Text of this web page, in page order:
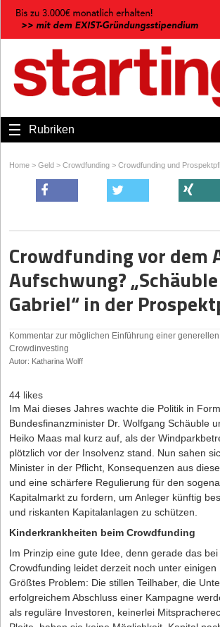
Rubriken
Home > Geld > Crowdfunding > Crowdfunding und
Crowdfunding vor dem
Aufschwung?
Gabriel“ in der
Kommentar zur möglichen Einführung einer
Crowdinvesting
Autor: Katharina Wolff
44 likes
Im Mai dieses Jahres wachte die Politik in
Bundesfinanzminister Dr. Wolfgang Schäuble
Heiko Maas mal kurz auf, als der
plötzlich vor der Insolvenz stand. Nun sahen
Minister in der Pflicht, Konsequenzen aus
und eine schärfere Regulierung für den
Kapitalmarkt zu fordern, um Anleger künftig
und riskanten Kapitalanlagen zu schützen.
Kinderkrankheiten beim Crowdfunding
Im Prinzip eine gute Idee, denn gerade das
Crowdfunding leidet derzeit noch unter einigen
Größtes Problem: Die stillen Teilhaber, die
erfolgreichem Abschluss einer Kampagne
als reguläre Investoren, keinerlei